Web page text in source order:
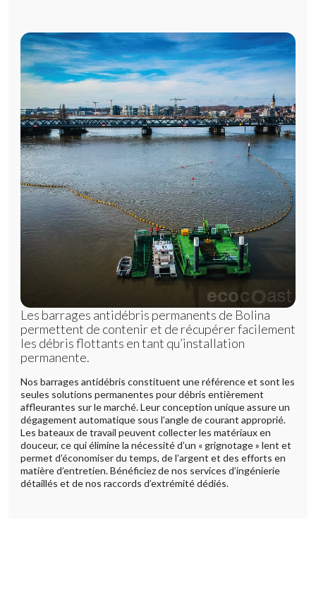
Les barrages antidébris permanents de Bolina
permettent de contenir et de récupérer facilement
les débris flottants en tant qu’installation
permanente.
Nos barrages antidébris constituent une référence et sont les
seules solutions permanentes pour débris entièrement
affleurantes sur le marché. Leur conception unique assure un
dégagement automatique sous l’angle de courant approprié.
Les bateaux de travail peuvent collecter les matériaux en
douceur, ce qui élimine la nécessité d’un « grignotage » lent et
permet d’économiser du temps, de l’argent et des efforts en
matière d’entretien. Bénéficiez de nos services d’ingénierie
détaillés et de nos raccords d’extrémité dédiés.